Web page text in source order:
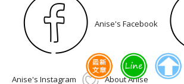
Anise's Facebook
Anise's Instagram About Anise